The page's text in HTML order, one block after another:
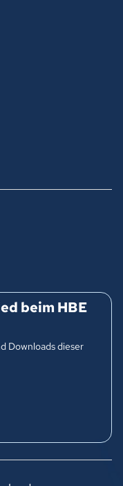
beim HBE
Downloads dieser